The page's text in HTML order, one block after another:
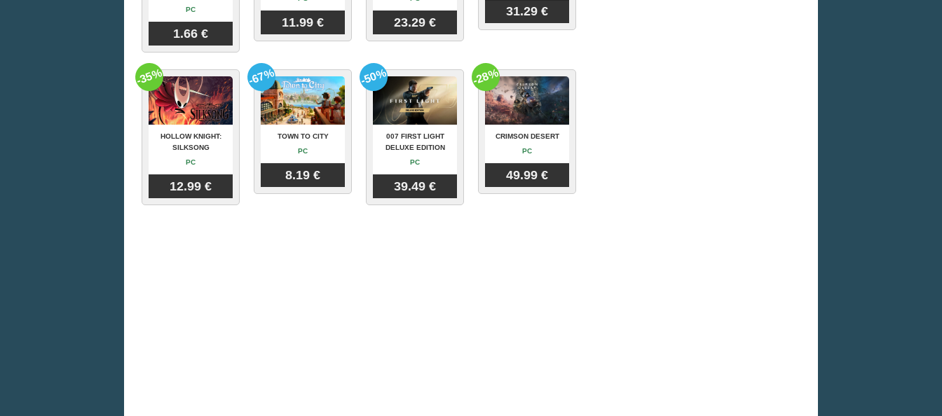
PC
1.66 €
11.99 € 23.29 €
31.29 €
HOLLOW KNIGHT:
SILKSONG
PC
12.99 €
-35%
TOWN TO CITY
PC
8.19 €
-67%
007 FIRST LIGHT
DELUXE EDITION
PC
39.49 €
-50%
CRIMSON DESERT
PC
49.99 €
-28%